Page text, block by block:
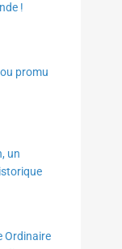
!
promu
un
Ordinaire